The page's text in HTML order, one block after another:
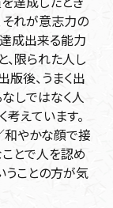
それが意志力の
成出来る能力
限られた人し
版後、うまく出
しではなく人
えています。
和やかな顔で接
ことで人を認め
うことの方が気